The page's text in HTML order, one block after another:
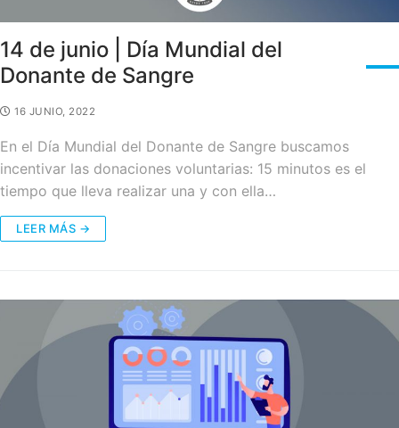
14 de junio | Día Mundial del
Donante de Sangre
16 JUNIO, 2022
En el Día Mundial del Donante de Sangre buscamos
incentivar las donaciones voluntarias: 15 minutos es el
tiempo que lleva realizar una y con ella…
LEER MÁS →